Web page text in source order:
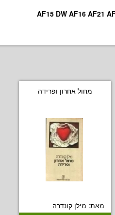
מחול אחרון ופרידה
מאת: מילן קונדרה